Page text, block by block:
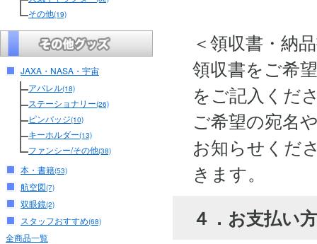
その他(19)
JAXA・NASA・宇宙
アパレル(18)
ステーショナリー(26)
ピンバッジ(10)
キーホルダー(13)
ファンシー/その他(38)
本・書籍(53)
航空図(7)
双眼鏡(2)
スタッフおすすめ(68)
全商品一覧
＜領収書・納
領収書をご希
をご記入くだ
ご希望の宛名
お知らせくだ
きます。
４．お支払い